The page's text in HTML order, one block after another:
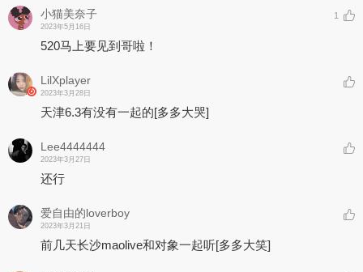
情不自禁被你吸引，
难以形容的奇妙体会，
只想了解你多一些。
沙滩上曾经的甜蜜，
如同破碎梦境。
幻想还能和你相遇，
还是将回忆沉入海底吧。
10. 我的罪名
天天都在踩雷区。
你是不是真的在生气？
不敢问，
问了我的罪名又加一条。
小猫美奈子
2023年5月16日
1
520马上要见到哥啦！
LilXplayer
2023年3月28日
天津6.3有没有一起的[多多大哭]
Lee4444444
2023年3月27日
还行
爱自由的loverboy
2023年3月21日
前几天长沙maolive和对象一起听[多多大笑]